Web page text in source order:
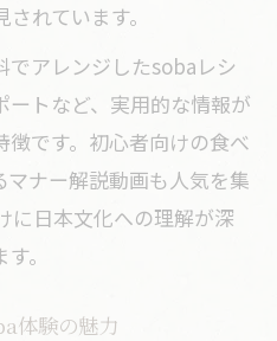
れています。
でアレンジしたsobaレシ
ートなど、実用的な情報が
です。初心者向けの食べ
ナー解説動画も人気を集
に日本文化への理解が深
。
体験の魅力